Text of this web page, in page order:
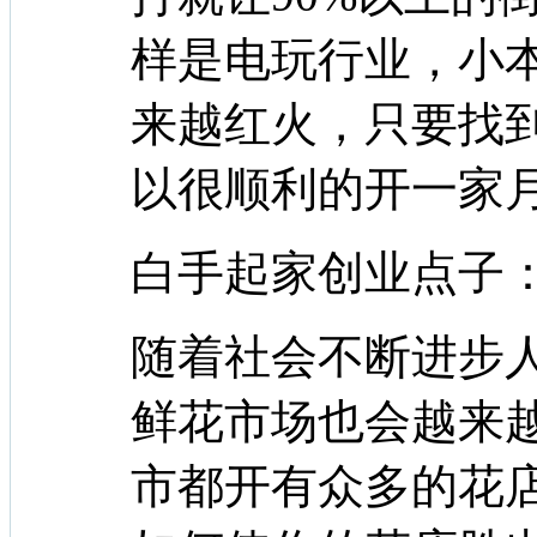
样是电玩行业，小
来越红火，只要找
以很顺利的开一家
白手起家创业点子
随着社会不断进步
鲜花市场也会越来
市都开有众多的花